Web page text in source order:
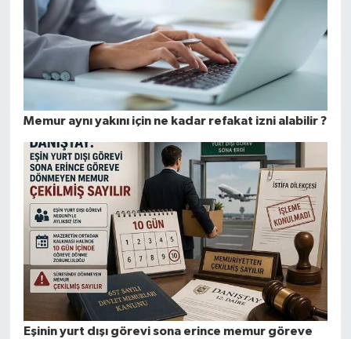
Memur aynı yakını için ne kadar refakat izni alabilir ?
Eşinin yurt dışı görevi sona erince memur göreve